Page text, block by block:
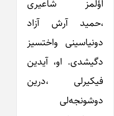
اؤلمز شاعیری
،حمید آرش آزاد
دونیاسینی واختسیز
دگیشدی. او، آیدین
فیکیرلی ،درین
دوشونجه‌لی